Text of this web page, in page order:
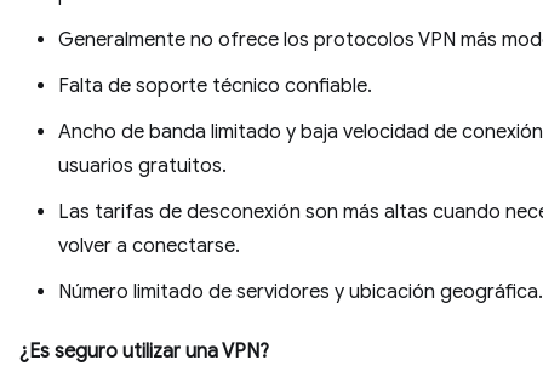
Generalmente no ofrece los protocolos VPN más
Falta de soporte técnico confiable.
Ancho de banda limitado y baja velocidad de
usuarios gratuitos.
Las tarifas de desconexión son más altas cuando
volver a conectarse.
Número limitado de servidores y ubicación geográfica.
¿Es seguro utilizar una VPN?